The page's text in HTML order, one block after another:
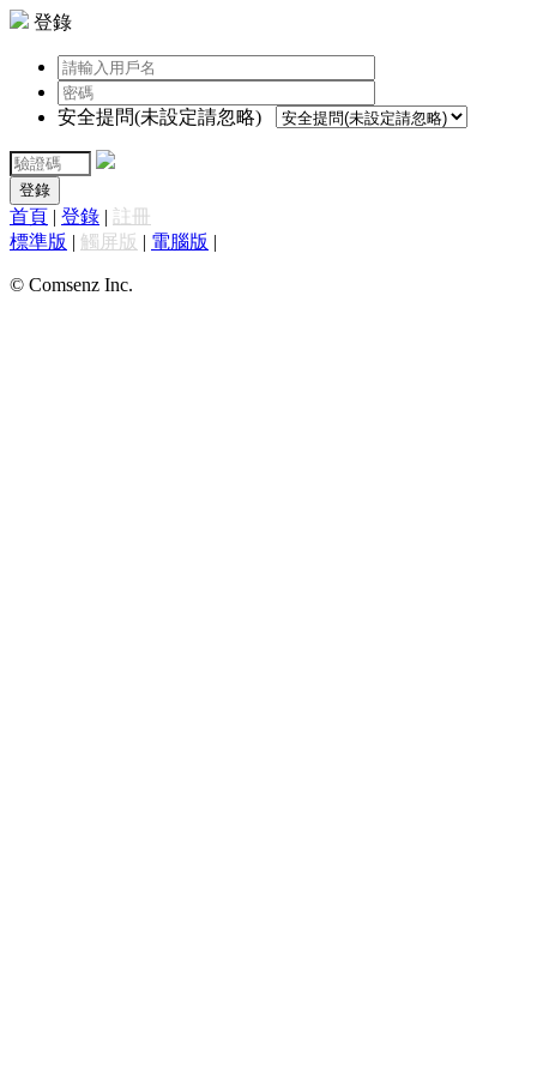
登錄
安全提問(未設定請忽略)
登錄
首頁 | 登錄 | 註冊
標準版 | 觸屏版 | 電腦版 |
© Comsenz Inc.